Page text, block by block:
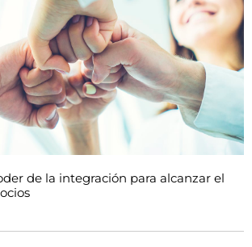
de la integración para alcanzar el